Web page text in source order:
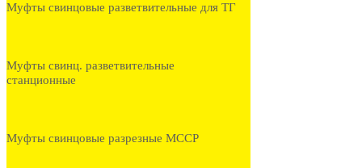
Муфты свинцовые разветвительные для ТГ
Муфты свинц. разветвительные
станционные
Муфты свинцовые разрезные МССР